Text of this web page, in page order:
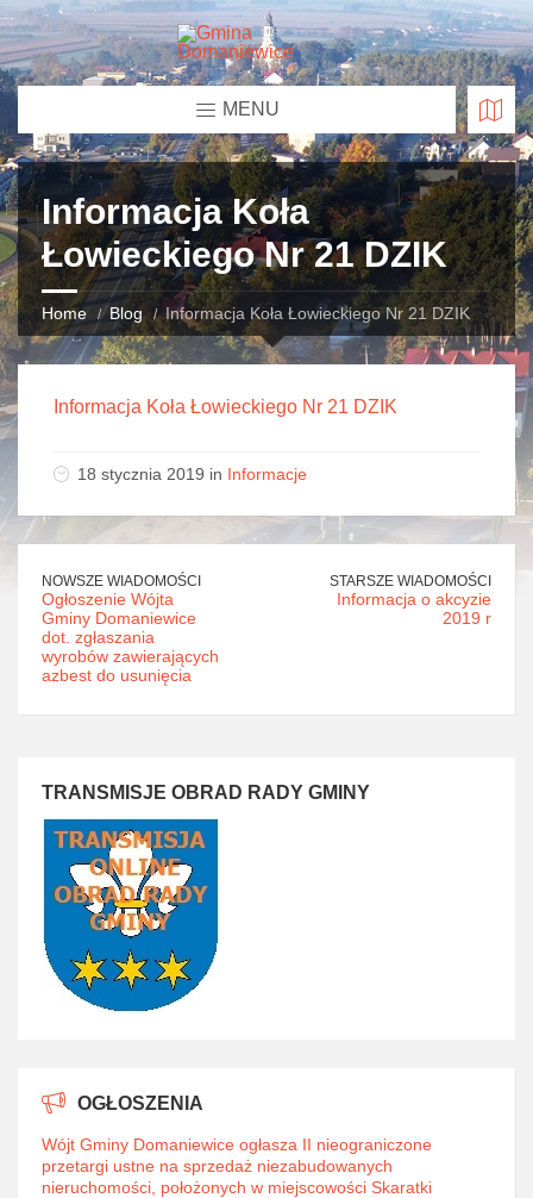
MENU
Informacja Koła
Łowieckiego Nr 21 DZIK
Home Blog Informacja Koła Łowieckiego Nr 21 DZIK
Informacja Koła Łowieckiego Nr 21 DZIK
18 stycznia 2019 in Informacje
NOWSZE WIADOMOŚCI
Ogłoszenie Wójta
Gminy Domaniewice
dot. zgłaszania
wyrobów zawierających
azbest do usunięcia
STARSZE WIADOMOŚCI
Informacja o akcyzie
2019 r
TRANSMISJE OBRAD RADY GMINY
OGŁOSZENIA
Wójt Gminy Domaniewice ogłasza II nieograniczone
przetargi ustne na sprzedaż niezabudowanych
nieruchomości, położonych w miejscowości Skaratki